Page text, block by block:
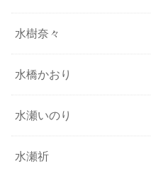
水樹奈々
水橋かおり
水瀬いのり
水瀬祈